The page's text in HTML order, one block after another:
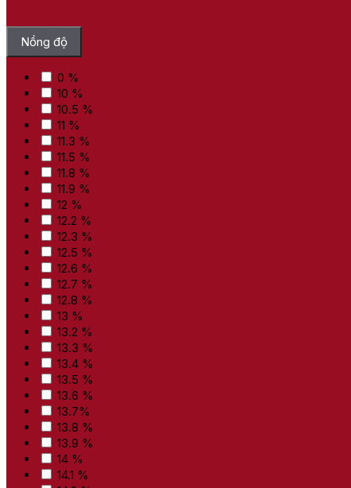
Nồng độ
0 %
10 %
10.5 %
11 %
11.3 %
11.5 %
11.8 %
11.9 %
12 %
12.2 %
12.3 %
12.5 %
12.6 %
12.7 %
12.8 %
13 %
13.2 %
13.3 %
13.4 %
13.5 %
13.6 %
13.7%
13.8 %
13.9 %
14 %
14.1 %